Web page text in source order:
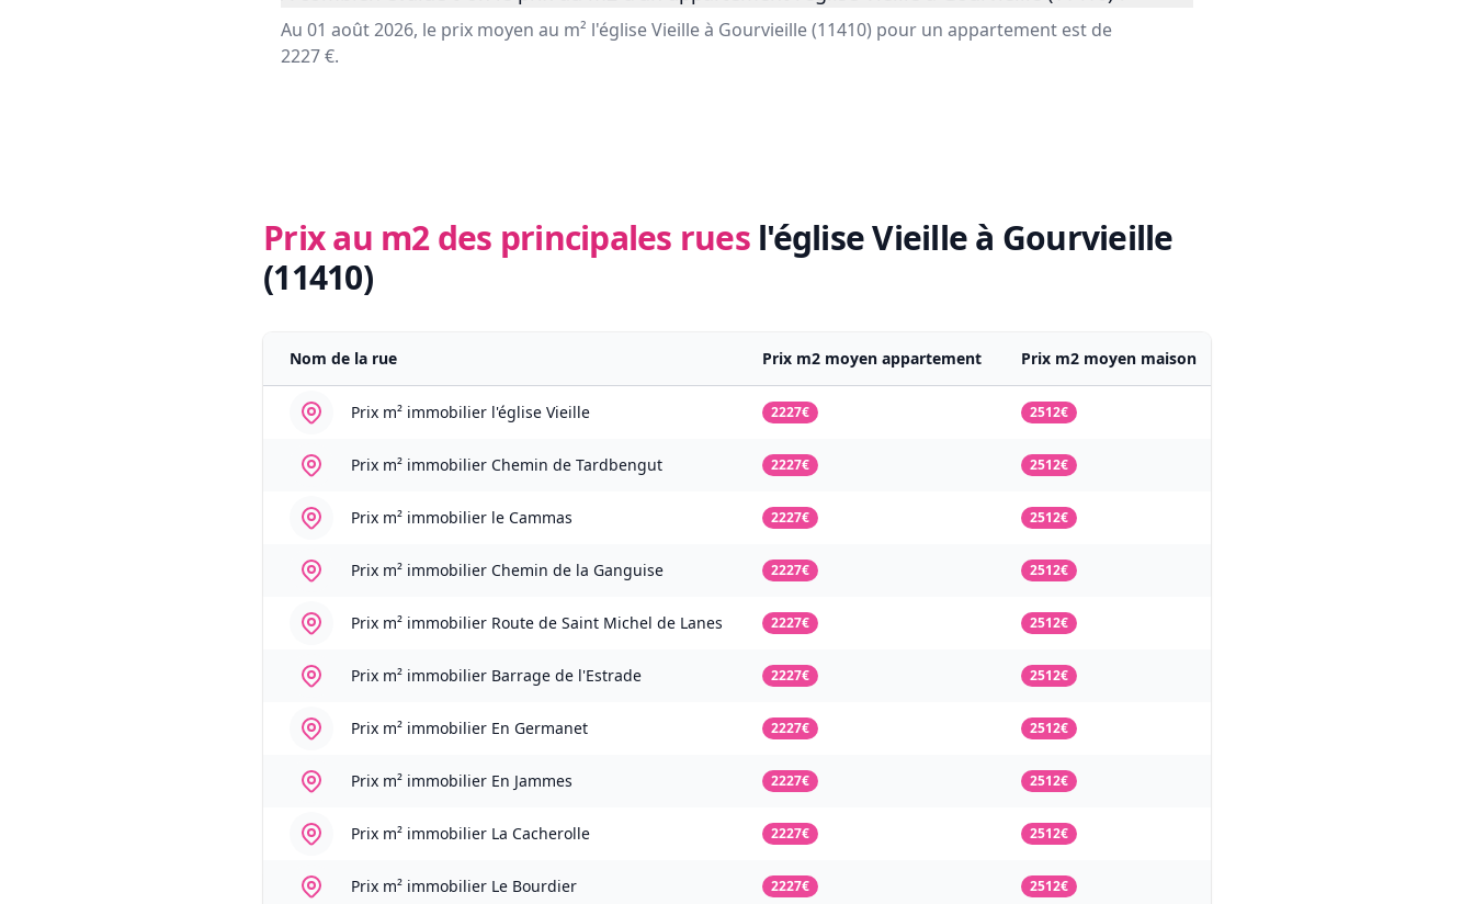
Au 01 août 2026, le prix moyen au m² l'église Vieille à Gourvieille (11410) pour un appartement est de
2227 €.
Prix au m2 des principales rues l'église Vieille à Gourvieille
(11410)
Nom de la rue Prix m2 moyen appartement Prix m2 moyen maison
Prix m² immobilier l'église Vieille 2227€ 2512€
Prix m² immobilier Chemin de Tardbengut 2227€ 2512€
Prix m² immobilier le Cammas 2227€ 2512€
Prix m² immobilier Chemin de la Ganguise 2227€ 2512€
Prix m² immobilier Route de Saint Michel de Lanes 2227€ 2512€
Prix m² immobilier Barrage de l'Estrade 2227€ 2512€
Prix m² immobilier En Germanet 2227€ 2512€
Prix m² immobilier En Jammes 2227€ 2512€
Prix m² immobilier La Cacherolle 2227€ 2512€
Prix m² immobilier Le Bourdier 2227€ 2512€